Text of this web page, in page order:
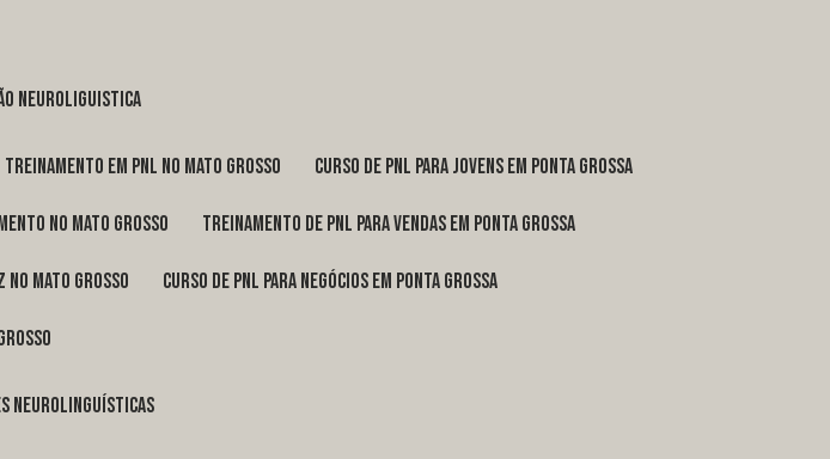
neuroliguistica
treinamento em pnl no Mato Grosso curso de pnl para jovens em Ponta Grossa
no Mato Grosso treinamento de pnl para vendas em Ponta Grossa
no Mato Grosso curso de pnl para negócios em Ponta Grossa
neurolinguísticas